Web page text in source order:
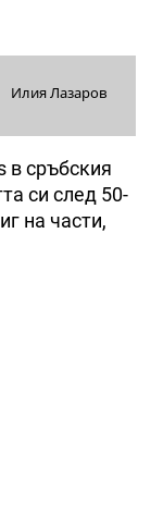
Илия Лазаров
в сръбския
си след 50-
на части,